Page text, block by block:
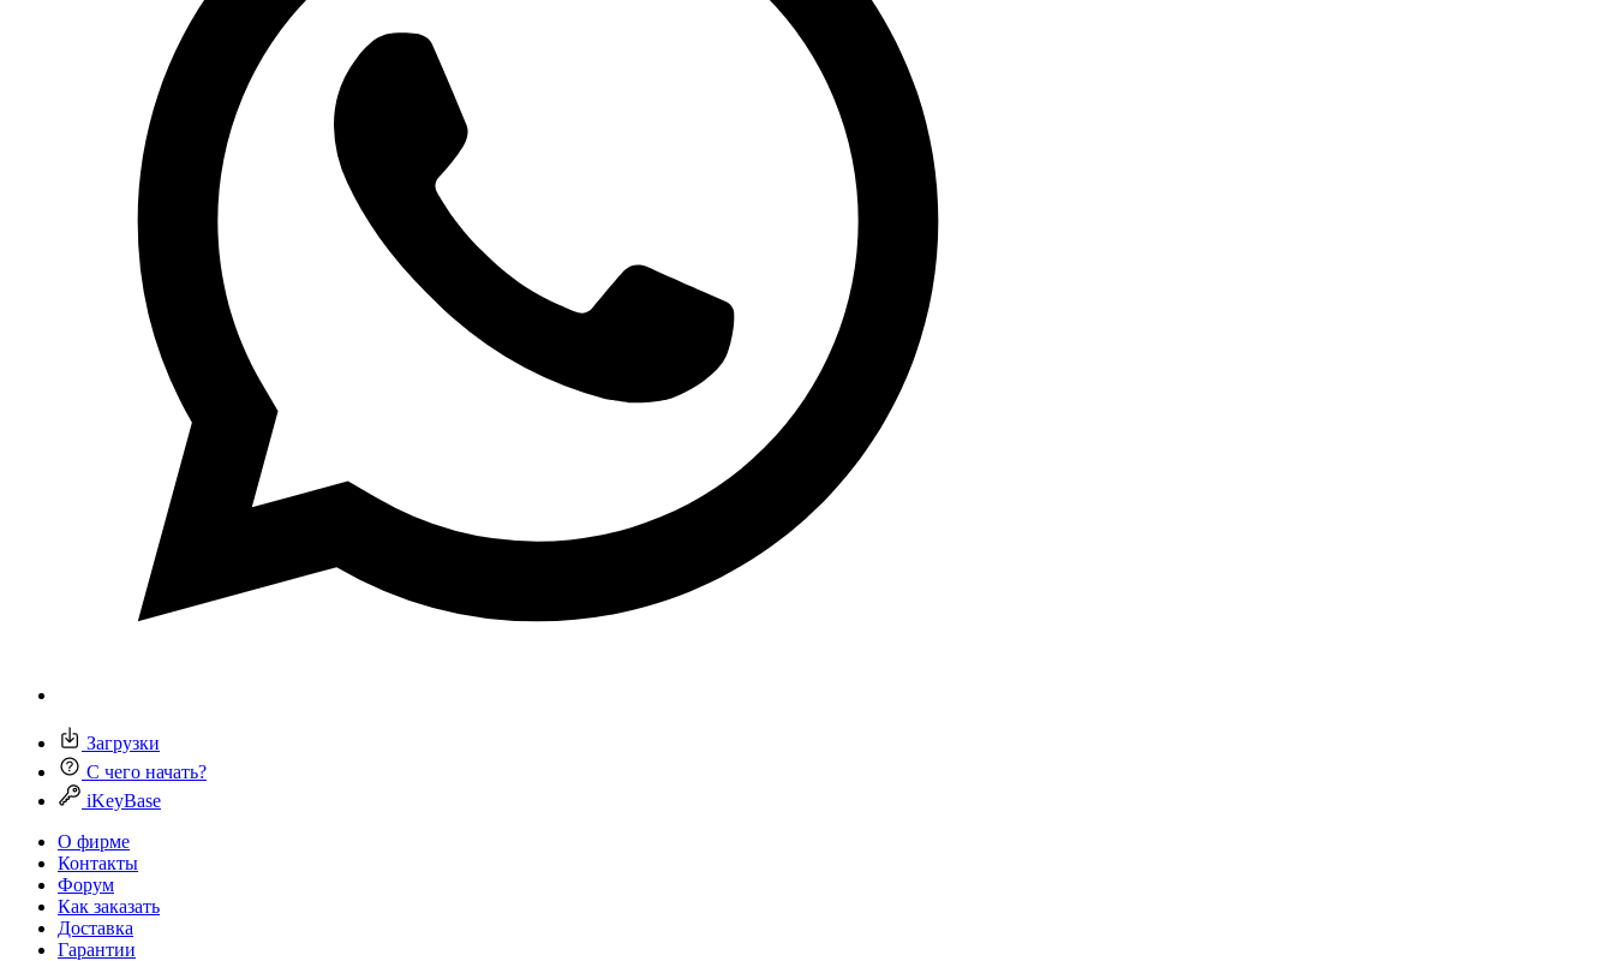
Загрузки
С чего начать?
iKeyBase
О фирме
Контакты
Форум
Как заказать
Доставка
Гарантии